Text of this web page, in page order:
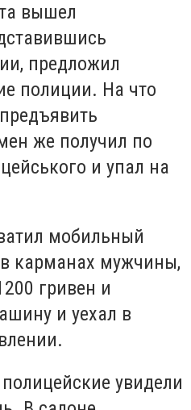
вышел
предложил
полиции. На что
же получил по
и упал на
мобильный
карманах мужчины,
гривен и
и уехал в
увидели